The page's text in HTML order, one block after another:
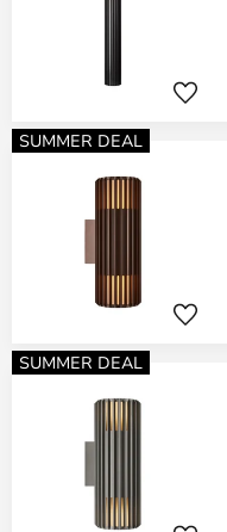
SUMMER DEAL
SUMMER DEAL